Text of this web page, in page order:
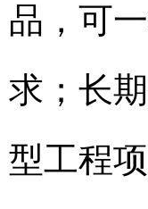
品，可
求；长
型工程